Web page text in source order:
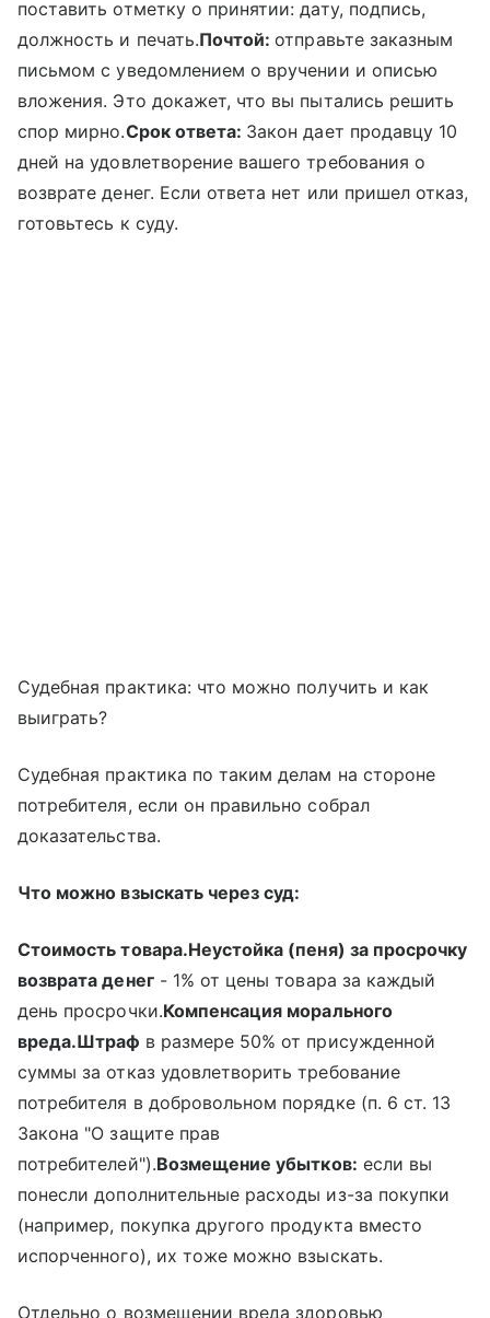
поставить отметку о принятии: дату, подпись,
должность и печать.Почтой:отправьте заказным
письмом с уведомлением о вручении и описью
вложения. Это докажет, что вы пытались решить
спор мирно.Срок ответа: Закон дает продавцу 10
дней на удовлетворение вашего требования о
возврате денег. Если ответа нет или пришел отказ,
готовьтесь к суду.
Судебная практика: что можно получить и как
выиграть?
Судебная практика по таким делам на стороне
потребителя, если он правильно собрал
доказательства.
Что можно взыскать через суд:
Стоимость товара.Неустойка (пеня) за просрочку
возврата денег- 1% от цены товара за каждый
день просрочки.Компенсация морального
вреда.Штраф в размере 50% от присужденной
суммы за отказ удовлетворить требование
потребителя в добровольном порядке (п. 6 ст. 13
Закона "О защите прав
потребителей").Возмещение убытков: если вы
понесли дополнительные расходы из-за покупки
(например, покупка другого продукта вместо
испорченного), их тоже можно взыскать.
Отдельно о возмещении вреда здоровью